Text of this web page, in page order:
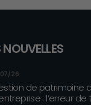
26
de patrimoine
: l’erreur